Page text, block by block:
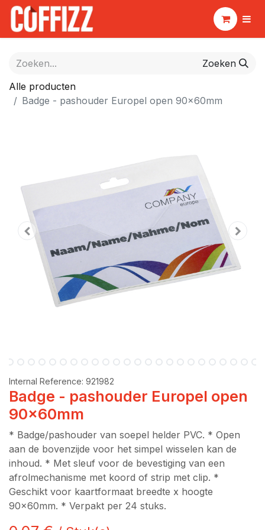
Zoeken
Alle producten
Badge - pashouder Europel open 90x60mm
Internal Reference: 921982
Badge - pashouder Europel open
90x60mm
* Badge/pashouder van soepel helder PVC. * Open
aan de bovenzijde voor het simpel wisselen kan de
inhoud. * Met sleuf voor de bevestiging van een
afrolmechanisme met koord of strip met clip. *
Geschikt voor kaartformaat breedte x hoogte
90x60mm. * Verpakt per 24 stuks.